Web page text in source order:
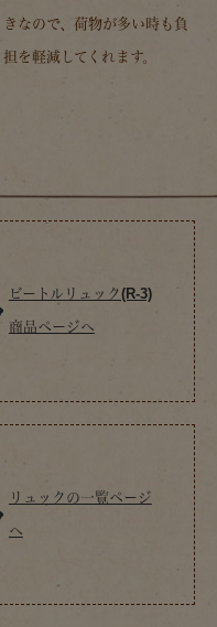
きなので、荷物が多い時も負
担を軽減してくれます。
ビートルリュック(R-3)
商品ページへ
リュックの一覧ページ
へ